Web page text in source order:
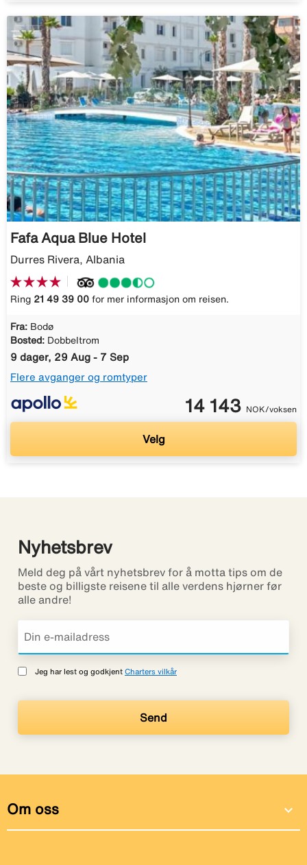
Fafa Aqua Blue Hotel
Durres Rivera, Albania
Ring 21 49 39 00 for mer informasjon om reisen.
Fra: Bodø
Bosted: Dobbeltrom
9 dager, 29 Aug - 7 Sep
Flere avganger og romtyper
14 143 NOK/voksen
Velg
Nyhetsbrev
Meld deg på vårt nyhetsbrev for å motta tips om de
beste og billigste reisene til alle verdens hjørner før
alle andre!
Jeg har lest og godkjent Charters vilkår
Om oss expand_more